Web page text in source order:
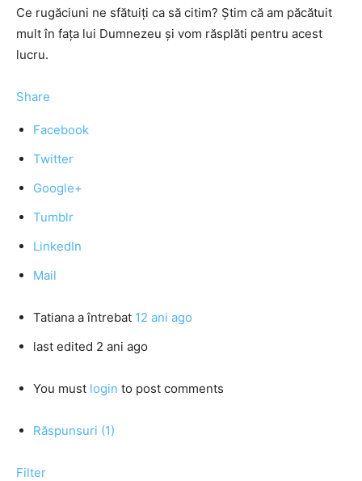
Ce rugăciuni ne sfătuiți ca să citim? Știm că am păcătuit
mult în fața lui Dumnezeu și vom răsplăti pentru acest
lucru.
Share
Facebook
Twitter
Google+
Tumblr
LinkedIn
Mail
Tatiana a întrebat 12 ani ago
last edited 2 ani ago
You must login to post comments
Răspunsuri (1)
Filter